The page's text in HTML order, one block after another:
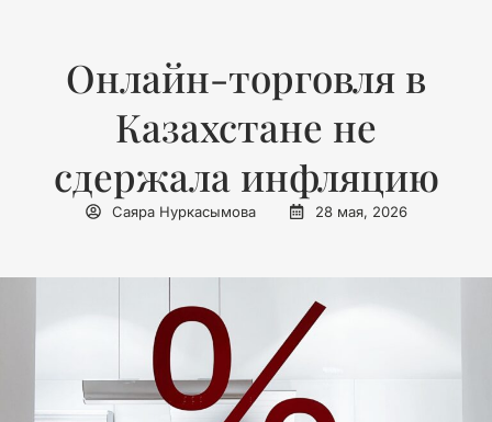
Онлайн-торговля в
Казахстане не
сдержала инфляцию
Саяра Нуркасымова 28 мая, 2026